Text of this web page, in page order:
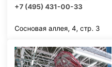
+7 (495) 431-00-33
Сосновая аллея, 4, стр. 3